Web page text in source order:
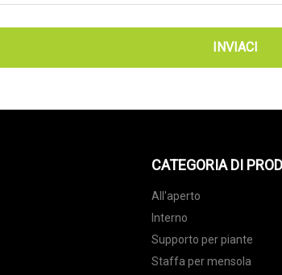
INVIACI
CATEGORIA DI
All'aperto
Interno
Supporto per piante
Staffa per mensola